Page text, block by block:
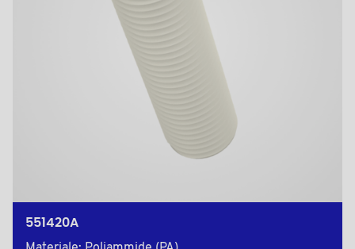
551420A